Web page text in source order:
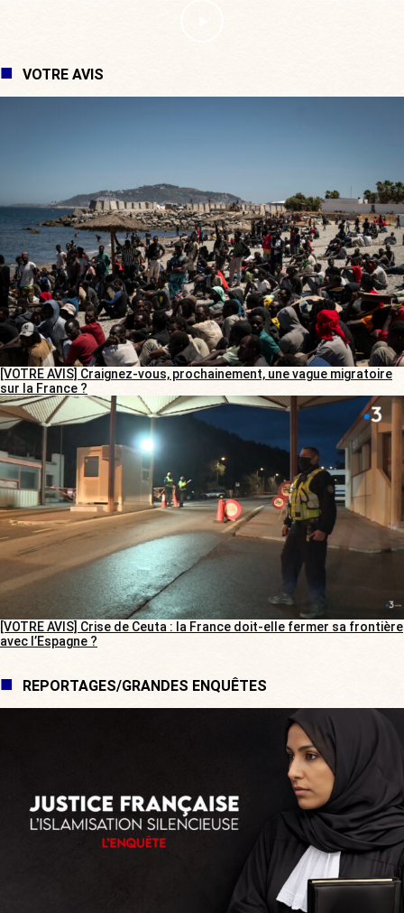
VOTRE AVIS
[VOTRE AVIS] Craignez-vous, prochainement, une vague migratoire
sur la France ?
[VOTRE AVIS] Crise de Ceuta : la France doit-elle fermer sa frontière
avec l’Espagne ?
REPORTAGES/GRANDES ENQUÊTES